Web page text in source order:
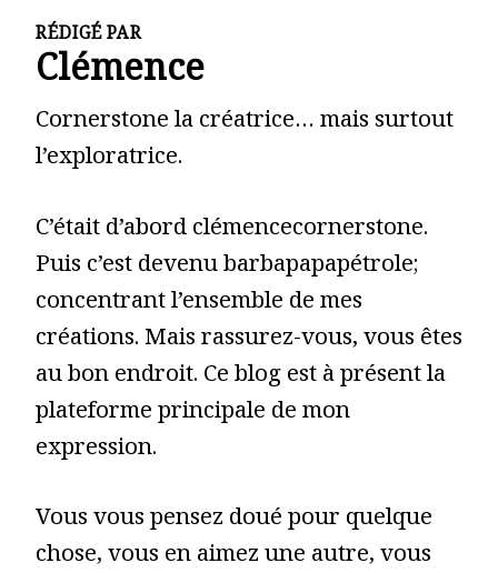
RÉDIGÉ PAR
Clémence
Cornerstone la créatrice… mais surtout
l’exploratrice.
C’était d’abord clémencecornerstone.
Puis c’est devenu barbapapapétrole;
concentrant l’ensemble de mes
créations. Mais rassurez-vous, vous êtes
au bon endroit. Ce blog est à présent la
plateforme principale de mon
expression.
Vous vous pensez doué pour quelque
chose, vous en aimez une autre, vous